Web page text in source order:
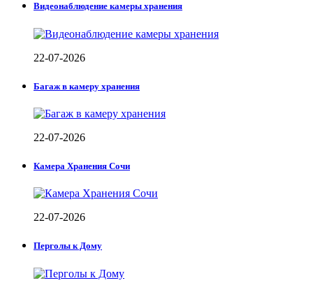
Видеонаблюдение камеры хранения
22-07-2026
Багаж в камеру хранения
22-07-2026
Камера Хранения Сочи
22-07-2026
Перголы к Дому